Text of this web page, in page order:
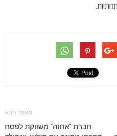
מאמר הבא
חברת "אחוה" משווקת לפסח